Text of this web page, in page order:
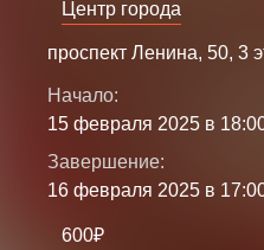
Центр города
проспект Ленина, 50, 3
Начало:
15 февраля 2025 в
Завершение:
16 февраля 2025 в
600₽